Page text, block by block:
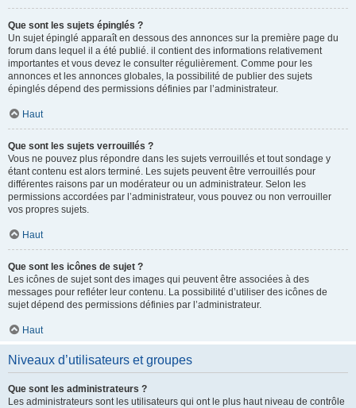
Que sont les sujets épinglés ?
Un sujet épinglé apparaît en dessous des annonces sur la première page du
forum dans lequel il a été publié. il contient des informations relativement
importantes et vous devez le consulter régulièrement. Comme pour les
annonces et les annonces globales, la possibilité de publier des sujets
épinglés dépend des permissions définies par l’administrateur.
Haut
Que sont les sujets verrouillés ?
Vous ne pouvez plus répondre dans les sujets verrouillés et tout sondage y
étant contenu est alors terminé. Les sujets peuvent être verrouillés pour
différentes raisons par un modérateur ou un administrateur. Selon les
permissions accordées par l’administrateur, vous pouvez ou non verrouiller
vos propres sujets.
Haut
Que sont les icônes de sujet ?
Les icônes de sujet sont des images qui peuvent être associées à des
messages pour refléter leur contenu. La possibilité d’utiliser des icônes de
sujet dépend des permissions définies par l’administrateur.
Haut
Niveaux d’utilisateurs et groupes
Que sont les administrateurs ?
Les administrateurs sont les utilisateurs qui ont le plus haut niveau de contrôle